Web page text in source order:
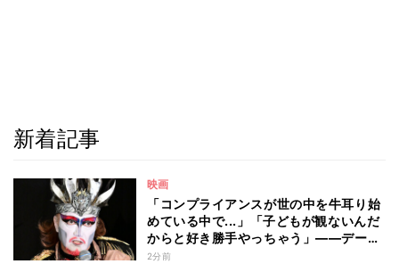
新着記事
映画
「コンプライアンスが世の中を牛耳り始
めている中で...」「子どもが観ないんだ
からと好き勝手やっちゃう」――デーモ
ン閣下が語る映画『レディ・オア・ノッ
2分前